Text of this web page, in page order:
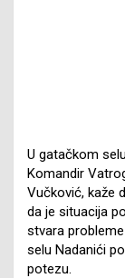
U gatačkom
Komandir
Vučković, kaže
da je situacija
stvara
selu Nadanići
potezu.